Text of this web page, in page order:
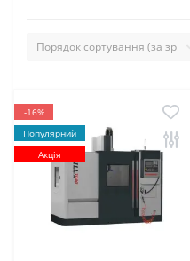
-16%
Популярний
Акція